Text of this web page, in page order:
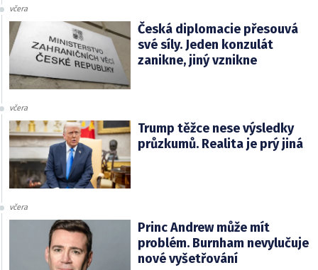
včera
Česká diplomacie přesouvá
své síly. Jeden konzulát
zanikne, jiný vznikne
včera
Trump těžce nese výsledky
průzkumů. Realita je prý jiná
včera
Princ Andrew může mít
problém. Burnham nevylučuje
nové vyšetřování